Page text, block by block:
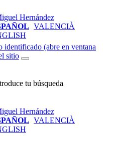
VALENCIÀ
identificado (abre en ventana
sitio
tu búsqueda
VALENCIÀ